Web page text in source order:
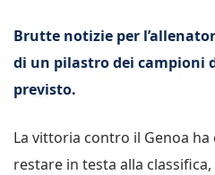
Brutte notizie per
di un pilastro dei campioni
previsto.
La vittoria contro il Genoa
restare in testa alla